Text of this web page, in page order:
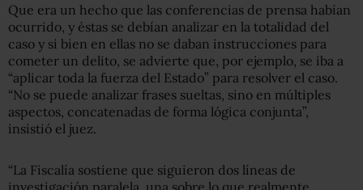
Que era un hecho que las conferencias de prensa habían
ocurrido, y éstas se debían analizar en la totalidad del
caso y si bien en ellas no se daban instrucciones para
cometer un delito, se advierte que, por ejemplo, se iba a
“aplicar toda la fuerza del Estado” para resolver el caso.
“No se puede analizar frases sueltas, sino en múltiples
aspectos, concatenadas de forma lógica conjunta”,
insistió el juez.
“La Fiscalía sostiene que siguieron dos líneas de
investigación paralela, una sobre lo que realmente